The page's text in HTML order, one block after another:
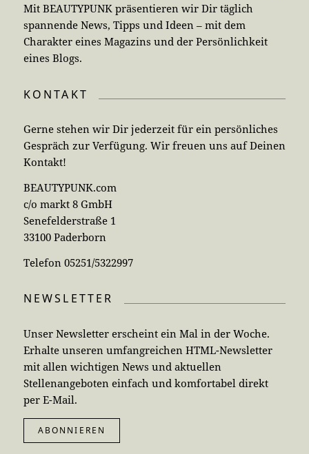
Mit BEAUTYPUNK präsentieren wir Dir täglich
spannende News, Tipps und Ideen – mit dem
Charakter eines Magazins und der Persönlichkeit
eines Blogs.
KONTAKT
Gerne stehen wir Dir jederzeit für ein persönliches
Gespräch zur Verfügung. Wir freuen uns auf Deinen
Kontakt!
BEAUTYPUNK.com
c/o markt 8 GmbH
Senefelderstraße 1
33100 Paderborn
Telefon 05251/5322997
NEWSLETTER
Unser Newsletter erscheint ein Mal in der Woche.
Erhalte unseren umfangreichen HTML-Newsletter
mit allen wichtigen News und aktuellen
Stellenangeboten einfach und komfortabel direkt
per E-Mail.
ABONNIEREN